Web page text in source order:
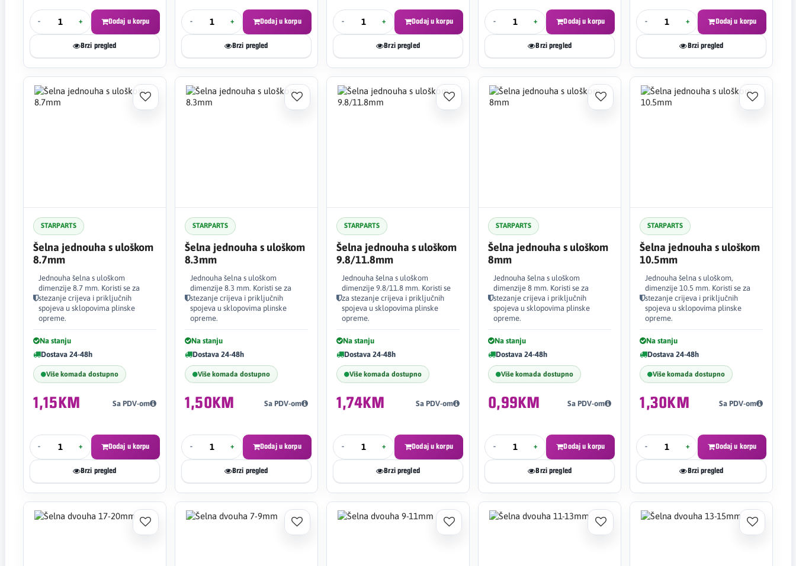
- + Dodaj u korpu
Brzi pregled
- + Dodaj u korpu
Brzi pregled
- + Dodaj u korpu
Brzi pregled
- + Dodaj u korpu
Brzi pregled
- + Dodaj u korpu
Brzi pregled
STARPARTS
Šelna jednouha s uloškom
8.7mm
Jednouha šelna s uloškom
dimenzije 8.7 mm. Koristi se za
stezanje crijeva i priključnih
spojeva u sklopovima plinske
opreme.
Na stanju
Dostava 24-48h
Više komada dostupno
1,15KM Sa PDV-om
- + Dodaj u korpu
Brzi pregled
STARPARTS
Šelna jednouha s uloškom
8.3mm
Jednouha šelna s uloškom
dimenzije 8.3 mm. Koristi se za
stezanje crijeva i priključnih
spojeva u sklopovima plinske
opreme.
Na stanju
Dostava 24-48h
Više komada dostupno
1,50KM Sa PDV-om
- + Dodaj u korpu
Brzi pregled
STARPARTS
Šelna jednouha s uloškom
9.8/11.8mm
Jednouha šelna s uloškom
dimenzije 9.8/11.8 mm. Koristi se
za stezanje crijeva i priključnih
spojeva u sklopovima plinske
opreme.
Na stanju
Dostava 24-48h
Više komada dostupno
1,74KM Sa PDV-om
- + Dodaj u korpu
Brzi pregled
STARPARTS
Šelna jednouha s uloškom
8mm
Jednouha šelna s uloškom
dimenzije 8 mm. Koristi se za
stezanje crijeva i priključnih
spojeva u sklopovima plinske
opreme.
Na stanju
Dostava 24-48h
Više komada dostupno
0,99KM Sa PDV-om
- + Dodaj u korpu
Brzi pregled
STARPARTS
Šelna jednouha s uloškom
10.5mm
Jednouha šelna s uloškom,
dimenzije 10.5 mm. Koristi se za
stezanje crijeva i priključnih
spojeva u sklopovima plinske
opreme.
Na stanju
Dostava 24-48h
Više komada dostupno
1,30KM Sa PDV-om
- + Dodaj u korpu
Brzi pregled